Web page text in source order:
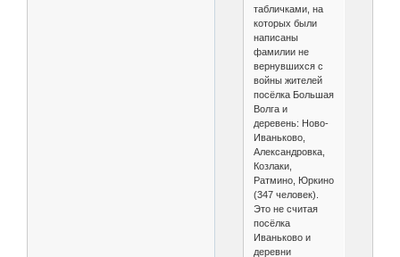
табличками, на
которых были
написаны
фамилии не
вернувшихся с
войны жителей
посёлка Большая
Волга и
деревень: Ново-
Иваньково,
Александровка,
Козлаки,
Ратмино, Юркино
(347 человек).
Это не считая
посёлка
Иваньково и
деревни